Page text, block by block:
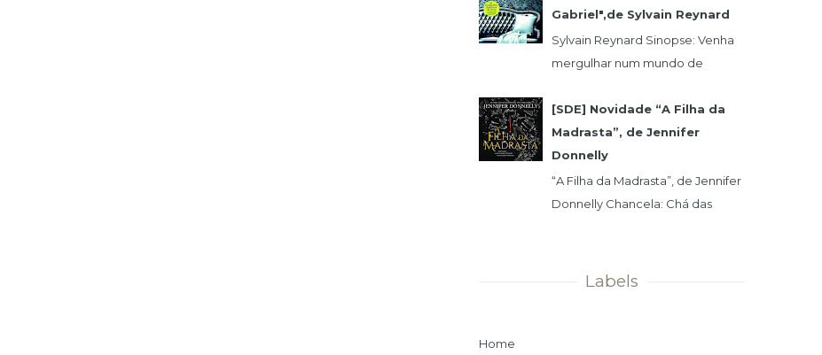
its...
Gabriel",de Sylvain Reynard
Sylvain Reynard Sinopse: Venha
mergulhar num mundo de
sem limites....
[SDE] Novidade “A Filha da
Madrasta”, de Jennifer
Donnelly
“A Filha da Madrasta”, de Jennifer
Donnelly Chancela: Chá das
Labels
Home